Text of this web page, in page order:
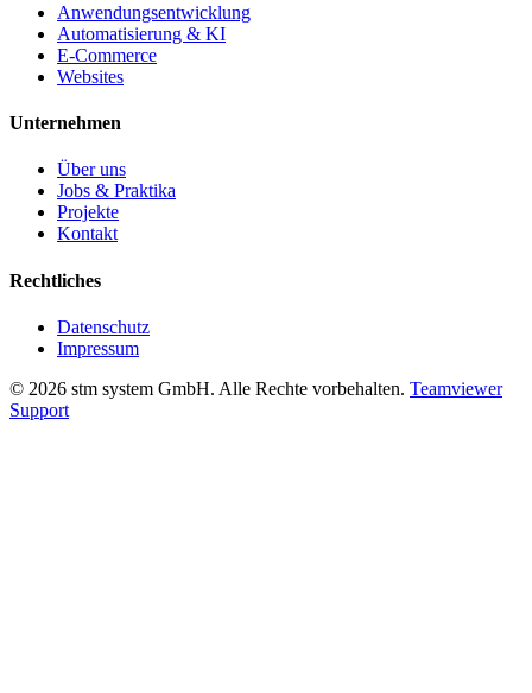
Anwendungsentwicklung
Automatisierung & KI
E-Commerce
Websites
Unternehmen
Über uns
Jobs & Praktika
Projekte
Kontakt
Rechtliches
Datenschutz
Impressum
© 2026 stm system GmbH. Alle Rechte vorbehalten. Teamviewer
Support